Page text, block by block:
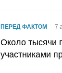
ПЕРЕД ФАКТОМ 7
Около тысячи
участниками